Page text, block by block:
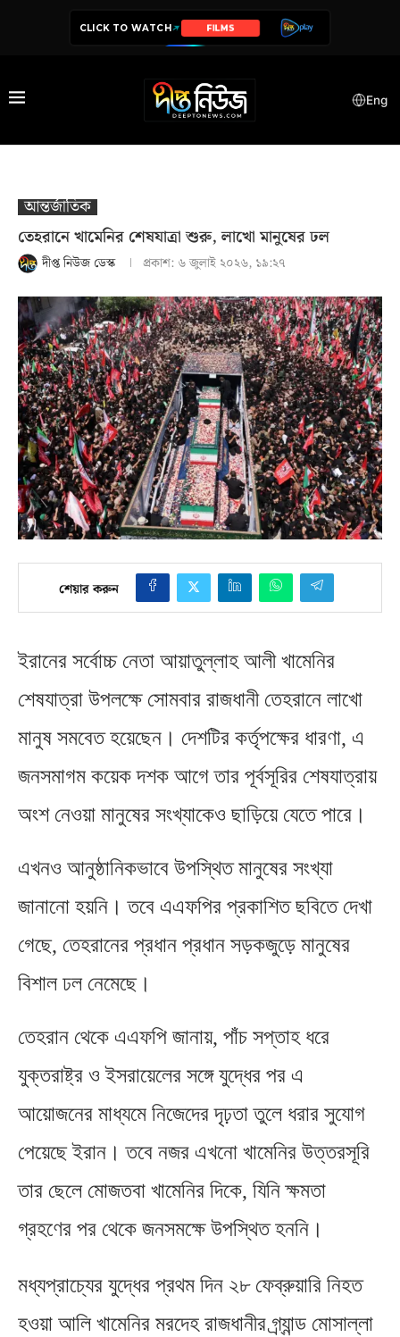
CLICK TO WATCH SERIES
Eng
আন্তর্জাতিক
তেহরানে খামেনির শেষযাত্রা শুরু, লাখো মানুষের ঢল
দীপ্ত নিউজ ডেস্ক প্রকাশ: ৬ জুলাই ২০২৬, ১৯:২৭
শেয়ার করুন
ইরানের সর্বোচ্চ নেতা আয়াতুল্লাহ আলী খামেনির
শেষযাত্রা উপলক্ষে সোমবার রাজধানী তেহরানে লাখো
মানুষ সমবেত হয়েছেন। দেশটির কর্তৃপক্ষের ধারণা, এ
জনসমাগম কয়েক দশক আগে তার পূর্বসূরির শেষযাত্রায়
অংশ নেওয়া মানুষের সংখ্যাকেও ছাড়িয়ে যেতে পারে।
এখনও আনুষ্ঠানিকভাবে উপস্থিত মানুষের সংখ্যা
জানানো হয়নি। তবে এএফপির প্রকাশিত ছবিতে দেখা
গেছে, তেহরানের প্রধান প্রধান সড়কজুড়ে মানুষের
বিশাল ঢল নেমেছে।
তেহরান থেকে এএফপি জানায়, পাঁচ সপ্তাহ ধরে
যুক্তরাষ্ট্র ও ইসরায়েলের সঙ্গে যুদ্ধের পর এ
আয়োজনের মাধ্যমে নিজেদের দৃঢ়তা তুলে ধরার সুযোগ
পেয়েছে ইরান। তবে নজর এখনো খামেনির উত্তরসূরি
তার ছেলে মোজতবা খামেনির দিকে, যিনি ক্ষমতা
গ্রহণের পর থেকে জনসমক্ষে উপস্থিত হননি।
মধ্যপ্রাচ্যের যুদ্ধের প্রথম দিন ২৮ ফেব্রুয়ারি নিহত
হওয়া আলি খামেনির মরদেহ রাজধানীর গ্র্যান্ড মোসাল্লা